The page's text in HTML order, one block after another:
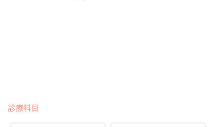
診療科目